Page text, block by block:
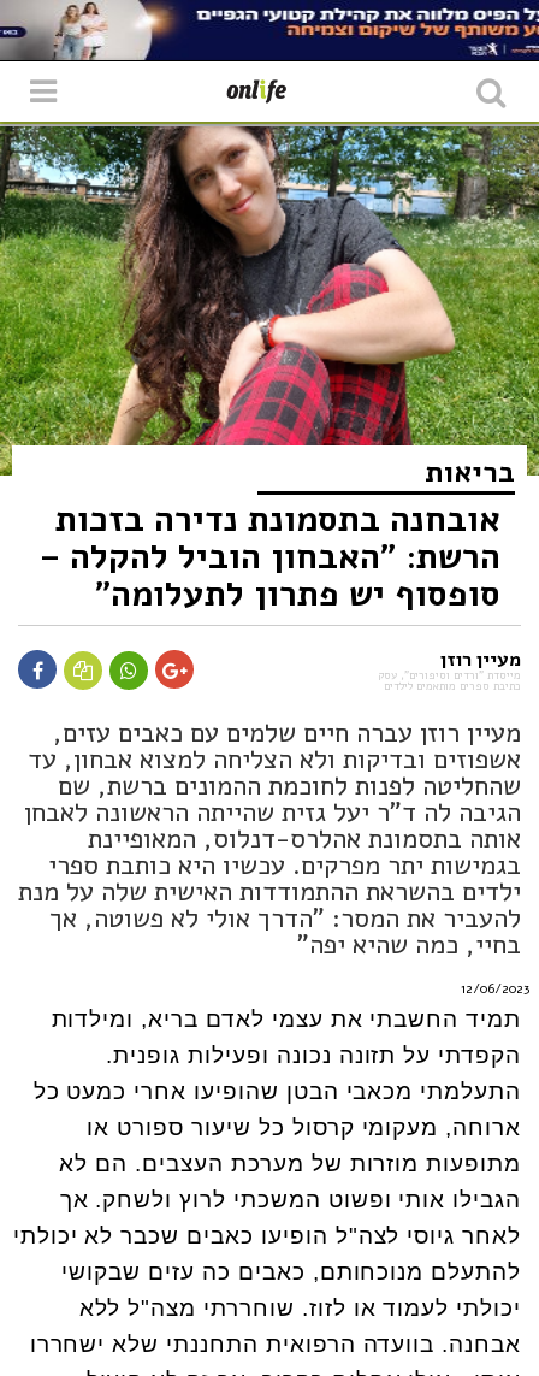
בריאות
אובחנה בתסמונת נדירה בזכות
הרשת: "האבחון הוביל להקלה –
סופסוף יש פתרון לתעלומה"
מעיין רוזן
מייסדת "ורדים וסיפורים", עסק
כתיבת ספרים מותאמים לילדים
מעיין רוזן עברה חיים שלמים עם כאבים עזים,
אשפוזים ובדיקות ולא הצליחה למצוא אבחון, עד
שהחליטה לפנות לחוכמת ההמונים ברשת, שם
הגיבה לה ד"ר יעל גזית שהייתה הראשונה לאבחן
אותה בתסמונת אהלרס-דנלוס, המאופיינת
בגמישות יתר מפרקים. עכשיו היא כותבת ספרי
ילדים בהשראת ההתמודדות האישית שלה על מנת
להעביר את המסר: "הדרך אולי לא פשוטה, אך
בחיי, כמה שהיא יפה"
12/06/2023
תמיד החשבתי את עצמי לאדם בריא, ומילדות
הקפדתי על תזונה נכונה ופעילות גופנית.
התעלמתי מכאבי הבטן שהופיעו אחרי כמעט כל
ארוחה, מעקומי קרסול כל שיעור ספורט או
מתופעות מוזרות של מערכת העצבים. הם לא
הגבילו אותי ופשוט המשכתי לרוץ ולשחק. אך
לאחר גיוסי לצה"ל הופיעו כאבים שכבר לא יכולתי
להתעלם מנוכחותם, כאבים כה עזים שבקושי
יכולתי לעמוד או לזוז. שוחררתי מצה"ל ללא
אבחנה. בוועדה הרפואית התחננתי שלא ישחררו